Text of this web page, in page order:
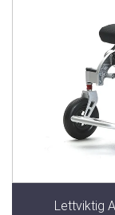
Lettviktig